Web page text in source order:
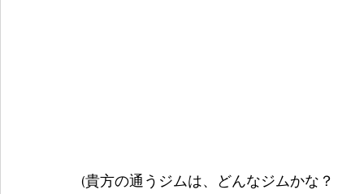
(貴方の通うジムは、どんなジムかな？